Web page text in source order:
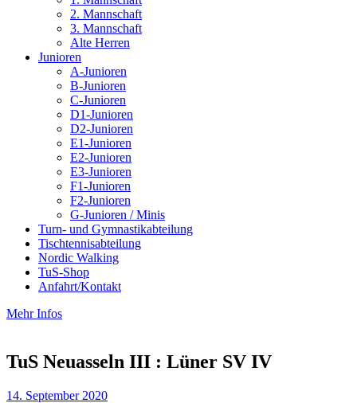
2. Mannschaft
3. Mannschaft
Alte Herren
Junioren
A-Junioren
B-Junioren
C-Junioren
D1-Junioren
D2-Junioren
E1-Junioren
E2-Junioren
E3-Junioren
F1-Junioren
F2-Junioren
G-Junioren / Minis
Turn- und Gymnastikabteilung
Tischtennisabteilung
Nordic Walking
TuS-Shop
Anfahrt/Kontakt
Mehr Infos
TuS Neuasseln III : Lüner SV IV
14. September 2020